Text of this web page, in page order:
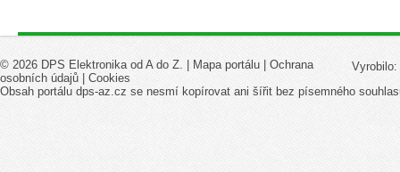
Vyrobilo:
© 2026 DPS Elektronika od A do Z. | Mapa portálu
Ochrana
osobních údajů
Cookies
Obsah portálu dps-az.cz se nesmí kopírovat ani šířit bez písemného